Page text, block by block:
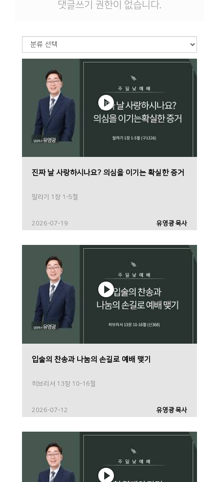
댓글쓰기 권한이 없습니다.
진짜 날 사랑하시나요? 의심을 이기는 확실한 증거
말라기 1장 1-5절
2026-07-19 유영광 목사
입술의 찬송과 나눔의 손길로 예배 맺기
히브리서 13장 10-16절
2026-07-12 유영광 목사